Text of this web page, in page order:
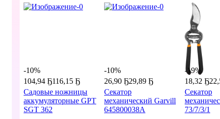
-10%
104,94 Ҕ116,15 Ҕ
Садовые ножницы
аккумуляторные GPT
SGT 362
-10%
26,90 Ҕ29,89 Ҕ
Секатор
механический Garvill
645800038A
-19%
18,32 Ҕ
Секатор
73/7/3/1